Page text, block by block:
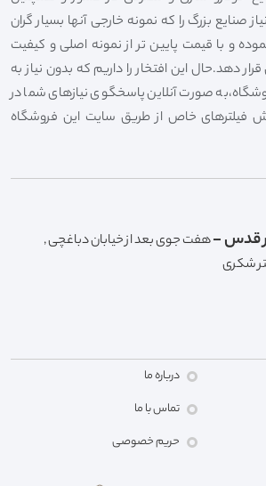
صنایع بزرگ را که نمونه خارجی آنها بسیار گران
و با قیمت پایین تر از نمونه اصلی و کیفیت
دهد.حال این افتخار را داریم که بدون نیاز به
صورت آنلاین پاسخگوی نیازهای شما در
فیلترهای خاص از طریق سایت این فروشگاه
قدس -هفت جوی بعد از خیابان دباغچی ,
شکری
درباره ما
تماس با ما
حریم خصوصی